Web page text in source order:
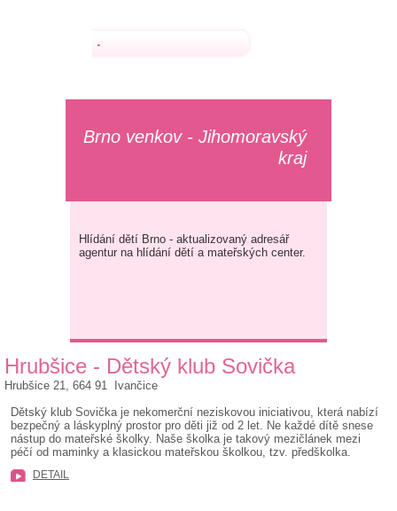
.
Brno venkov - Jihomoravský
kraj
Hlídání dětí Brno - aktualizovaný adresář
agentur na hlídání dětí a mateřských center.
Hrubšice - Dětský klub Sovička
Hrubšice 21, 664 91 Ivančice
Dětský klub Sovička je nekomerční neziskovou iniciativou, která nabízí
bezpečný a láskyplný prostor pro děti již od 2 let. Ne každé dítě snese
nástup do mateřské školky. Naše školka je takový mezičlánek mezi
péčí od maminky a klasickou mateřskou školkou, tzv. předškolka.
DETAIL